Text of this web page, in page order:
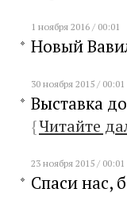
1 ноября 2016 / 00:01
Новый
30 ноября 2015 / 00:01
Выставка
{Читайте
23 ноября 2015 / 00:01
Спаси нас,